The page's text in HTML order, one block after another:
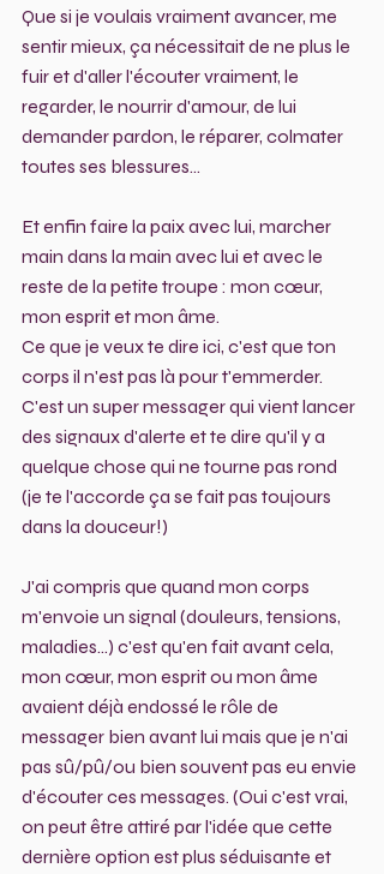
Que si je voulais vraiment avancer, me
sentir mieux, ça nécessitait de ne plus le
fuir et d'aller l'écouter vraiment, le
regarder, le nourrir d'amour, de lui
demander pardon, le réparer, colmater
toutes ses blessures...
Et enfin faire la paix avec lui, marcher
main dans la main avec lui et avec le
reste de la petite troupe : mon cœur,
mon esprit et mon âme.
Ce que je veux te dire ici, c'est que ton
corps il n'est pas là pour t'emmerder.
C'est un super messager qui vient lancer
des signaux d'alerte et te dire qu'il y a
quelque chose qui ne tourne pas rond
(je te l'accorde ça se fait pas toujours
dans la douceur!)
J'ai compris que quand mon corps
m'envoie un signal (douleurs, tensions,
maladies...) c'est qu'en fait avant cela,
mon cœur, mon esprit ou mon âme
avaient déjà endossé le rôle de
messager bien avant lui mais que je n'ai
pas sû/pû/ou bien souvent pas eu envie
d'écouter ces messages. (Oui c'est vrai,
on peut être attiré par l'idée que cette
dernière option est plus séduisante et